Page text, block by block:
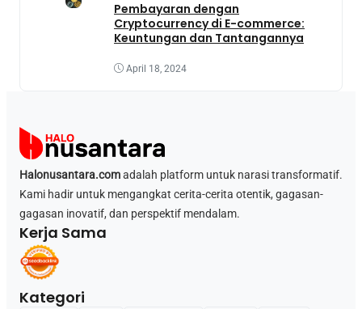
Pembayaran dengan
Cryptocurrency di E-commerce:
Keuntungan dan Tantangannya
April 18, 2024
Halonusantara.comadalah platform untuk narasi transformatif.
Kami hadir untuk mengangkat cerita-cerita otentik, gagasan-
gagasan inovatif, dan perspektif mendalam.
Kerja Sama
Kategori